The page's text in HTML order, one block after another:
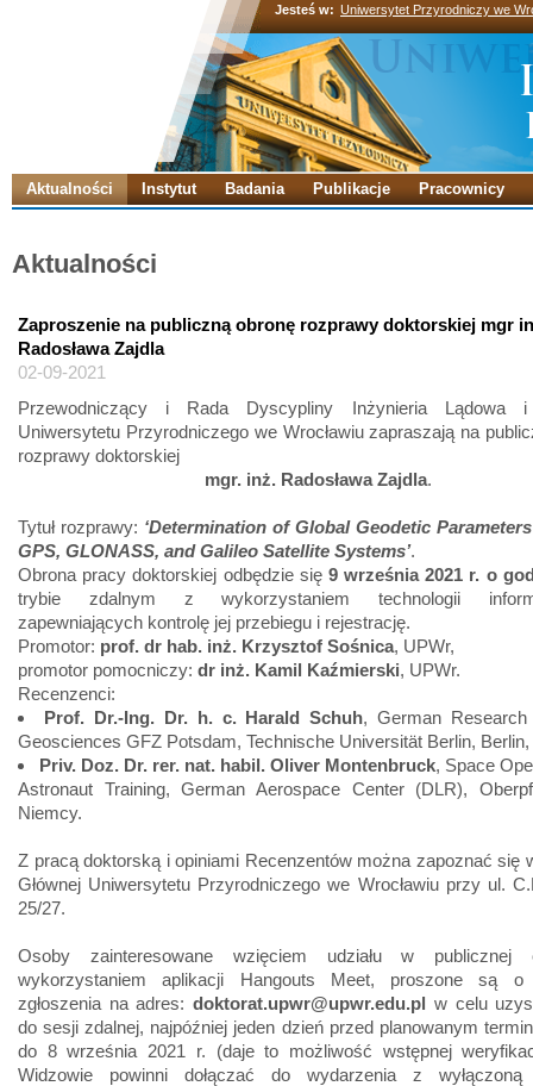
Jesteś w: Uniwersytet Przyrodniczy we
Aktualności Instytut Badania Publikacje Pracownicy
Aktualności
Zaproszenie na publiczną obronę rozprawy doktorskiej mgr
Radosława Zajdla
02-09-2021
Przewodniczący i Rada Dyscypliny Inżynieria Lądowa i
Uniwersytetu Przyrodniczego we Wrocławiu zapraszają na
rozprawy doktorskiej
mgr. inż. Radosława Zajdla.
Tytuł rozprawy: ‘Determination of Global Geodetic
GPS, GLONASS, and Galileo Satellite Systems’.
Obrona pracy doktorskiej odbędzie się 9 września 2021 r. o
trybie zdalnym z wykorzystaniem technologii
zapewniających kontrolę jej przebiegu i rejestrację.
Promotor: prof. dr hab. inż. Krzysztof Sośnica, UPWr,
promotor pomocniczy: dr inż. Kamil Kaźmierski, UPWr.
Recenzenci:
Prof. Dr.-Ing. Dr. h. c. Harald Schuh, German
Geosciences GFZ Potsdam, Technische Universität Berlin,
Priv. Doz. Dr. rer. nat. habil. Oliver Montenbruck, Space
Astronaut Training, German Aerospace Center (DLR),
Niemcy.
Z pracą doktorską i opiniami Recenzentów można zapoznać się
Głównej Uniwersytetu Przyrodniczego we Wrocławiu przy ul.
25/27.
Osoby zainteresowane wzięciem udziału w publicznej
wykorzystaniem aplikacji Hangouts Meet, proszone są o
zgłoszenia na adres:doktorat.upwr@upwr.edu.pl w celu
do sesji zdalnej, najpóźniej jeden dzień przed planowanym
do 8 września 2021 r. (daje to możliwość wstępnej
Widzowie powinni dołączać do wydarzenia z